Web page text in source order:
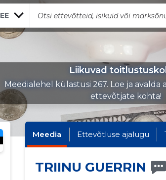
EE
Liikuvad
Meedialehel külastusi 267. Loe ja avalda
ettevõtjate kohta!
Meedia Ettevõtluse ajalugu
TRIINU GUERRIN